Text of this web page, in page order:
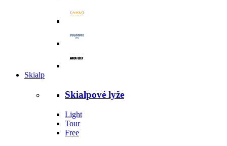
Skialp
Skialpové lyže
Light
Tour
Free